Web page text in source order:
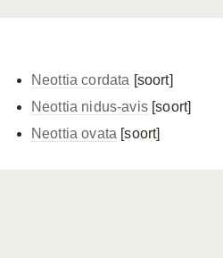
Neottia cordata [soort]
Neottia nidus-avis[soort]
Neottia ovata [soort]